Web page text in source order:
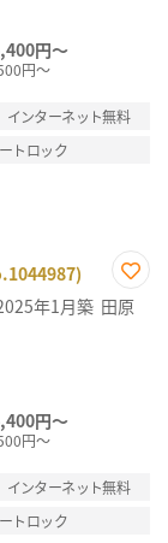
円～
円～
インターネット無料
トロック
お気
に入
年1月築 田原
円～
円～
インターネット無料
トロック